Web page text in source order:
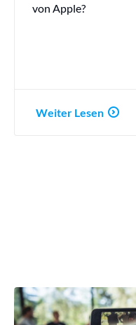
von Apple?
Weiter Lesen